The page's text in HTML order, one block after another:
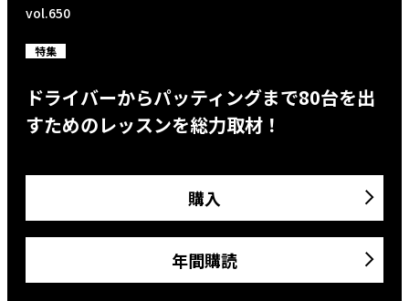
vol.650
特集
ドライバーからパッティングまで80台を出
すためのレッスンを総力取材！
購入
年間購読